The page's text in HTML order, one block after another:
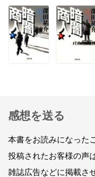
感想を送る
本書をお読みになった
投稿されたお客様の声
雑誌広告などに掲載さ